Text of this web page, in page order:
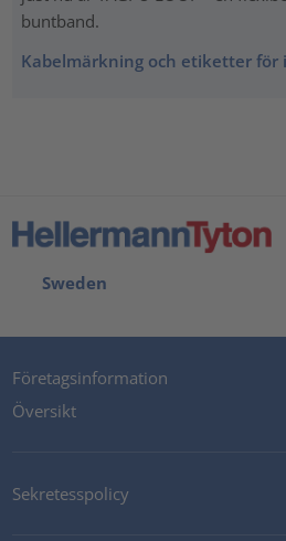
buntband.
Kabelmärkning och etiketter för
Sweden
Företagsinformation
Översikt
Sekretesspolicy